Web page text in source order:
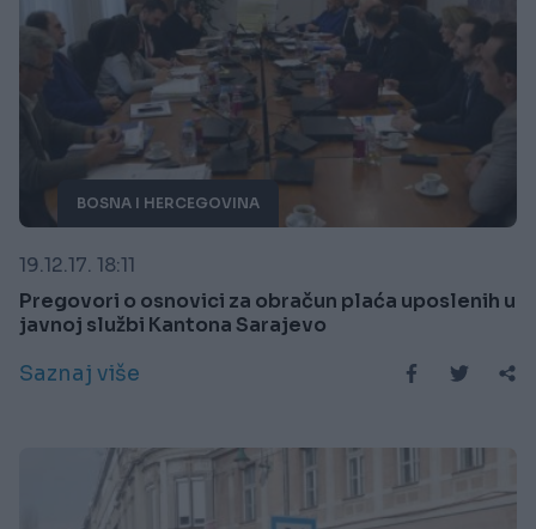
BOSNA I HERCEGOVINA
19.12.17. 18:11
Pregovori o osnovici za obračun plaća uposlenih u
javnoj službi Kantona Sarajevo
Saznaj više